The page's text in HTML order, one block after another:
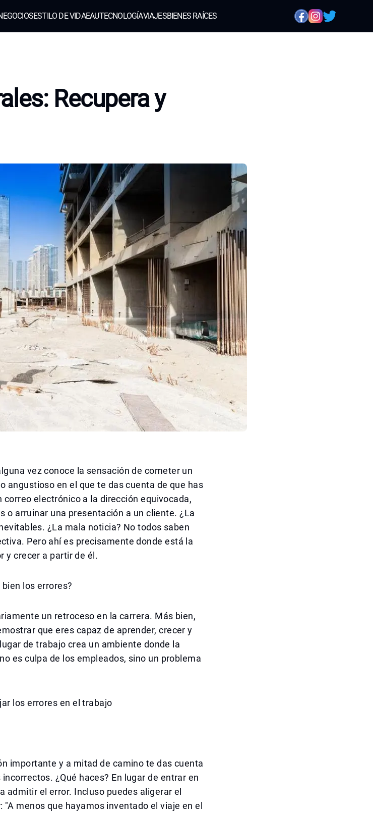
ESTILO DE VIDAEAUTECNOLOGÍAVIAJESBIENES RAÍCES
Recupera y
vez conoce la sensación de cometer un
angustioso en el que te das cuenta de que has
correo electrónico a la dirección equivocada,
o arruinar una presentación a un cliente. ¿La
¿La mala noticia? No todos saben
Pero ahí es precisamente donde está la
y crecer a partir de él.
los errores?
un retroceso en la carrera. Más bien,
que eres capaz de aprender, crecer y
de trabajo crea un ambiente donde la
es culpa de los empleados, sino un problema
los errores en el trabajo
importante y a mitad de camino te das cuenta
¿Qué haces? En lugar de entrar en
admitir el error. Incluso puedes aligerar el
menos que hayamos inventado el viaje en el